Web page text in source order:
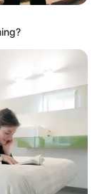
a
szép
is. Amint
ami
a lány, de az
be az